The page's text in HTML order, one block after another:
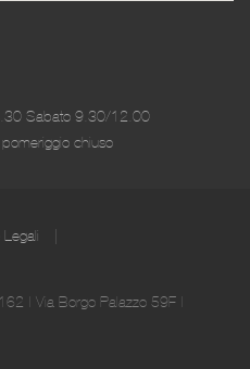
Sabato 9.30/12.00
chiuso
Legali
| Via Borgo Palazzo 59F |